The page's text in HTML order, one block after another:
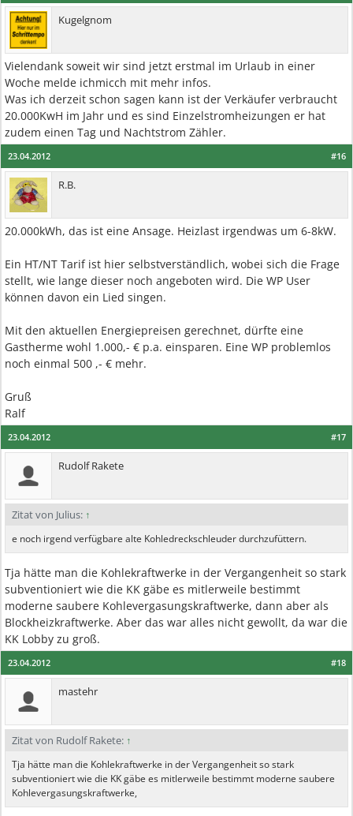
Kugelgnom
Vielendank soweit wir sind jetzt erstmal im Urlaub in einer
Woche melde ichmicch mit mehr infos.
Was ich derzeit schon sagen kann ist der Verkäufer verbraucht
20.000KwH im Jahr und es sind Einzelstromheizungen er hat
zudem einen Tag und Nachtstrom Zähler.
#16
23.04.2012
R.B.
20.000kWh, das ist eine Ansage. Heizlast irgendwas um 6-8kW.
Ein HT/NT Tarif ist hier selbstverständlich, wobei sich die Frage
stellt, wie lange dieser noch angeboten wird. Die WP User
können davon ein Lied singen.
Mit den aktuellen Energiepreisen gerechnet, dürfte eine
Gastherme wohl 1.000,- € p.a. einsparen. Eine WP problemlos
noch einmal 500 ,- € mehr.
Gruß
Ralf
#17
23.04.2012
Rudolf Rakete
Zitat von Julius: ↑
e noch irgend verfügbare alte Kohledreckschleuder durchzufüttern.
Tja hätte man die Kohlekraftwerke in der Vergangenheit so stark
subventioniert wie die KK gäbe es mitlerweile bestimmt
moderne saubere Kohlevergasungskraftwerke, dann aber als
Blockheizkraftwerke. Aber das war alles nicht gewollt, da war die
KK Lobby zu groß.
#18
23.04.2012
mastehr
Zitat von Rudolf Rakete: ↑
Tja hätte man die Kohlekraftwerke in der Vergangenheit so stark
subventioniert wie die KK gäbe es mitlerweile bestimmt moderne saubere
Kohlevergasungskraftwerke,